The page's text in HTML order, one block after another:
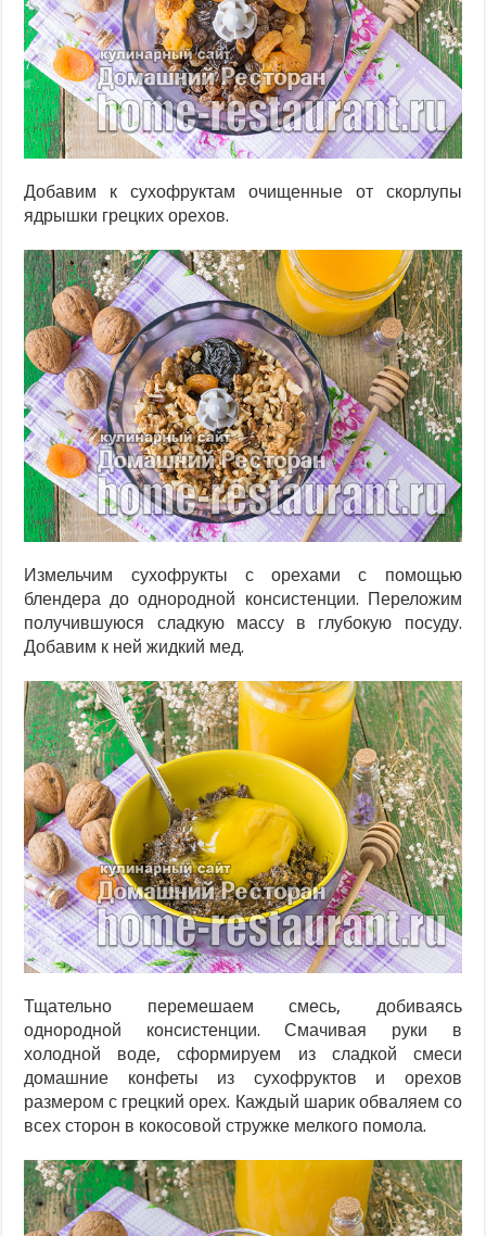
Добавим к сухофруктам очищенные от скорлупы
ядрышки грецких орехов.
Измельчим сухофрукты с орехами с помощью
блендера до однородной консистенции. Переложим
получившуюся сладкую массу в глубокую посуду.
Добавим к ней жидкий мед.
Тщательно перемешаем смесь, добиваясь
однородной консистенции. Смачивая руки в
холодной воде, сформируем из сладкой смеси
домашние конфеты из сухофруктов и орехов
размером с грецкий орех. Каждый шарик обваляем со
всех сторон в кокосовой стружке мелкого помола.